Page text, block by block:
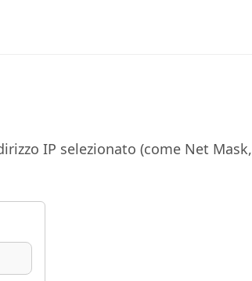
IP selezionato (come Net Mask,